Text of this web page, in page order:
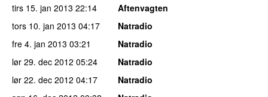
tirs 15. jan 2013 22:14
Aftenvagten
tors 10. jan 2013 04:17
Natradio
fre 4. jan 2013 03:21
Natradio
lør 29. dec 2012 05:24
Natradio
lør 22. dec 2012 04:17
Natradio